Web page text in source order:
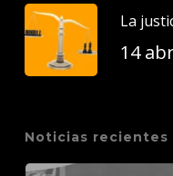
La
14
Noticias recientes